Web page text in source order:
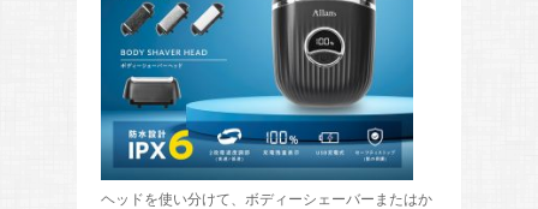
ヘッドを使い分けて、ボディーシェーバーまたはか